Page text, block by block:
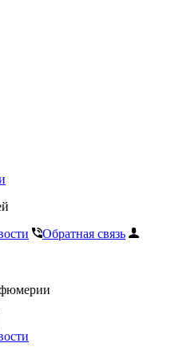
Обратная связь